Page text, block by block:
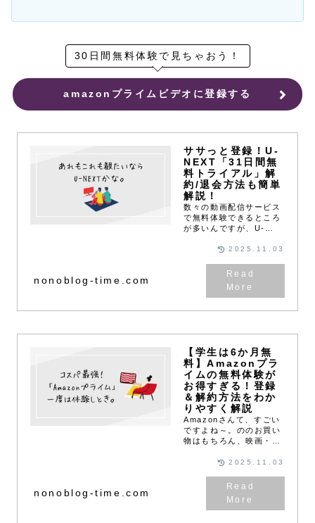
30日間無料体験で見ちゃおう！
amazonプライムビデオに登録する
ササっと登録！U-
NEXT「31日間無
料トライアル」解
約/退会方法も簡単
解説！
数々の動画配信サービス
で無料体験できるところ
が多いんですが、U-
ライアル」としてお試し
NEXTは月額2,189円
す。なので、いきな...
nonoblog-time.com
2025.11.03
【学生は6か月無
料】Amazonプラ
イムの無料体験が
お得すぎる！登録
＆解約方法をわか
りやすく解説
Amazonさんて、すごい
ですよね～。ののお買い
物はもちろん、映画・ド
ム・写真保存まで、生活
ギュッと詰まった
もコスパがいい！しかも
nonoblog-time.com
2025.11.03